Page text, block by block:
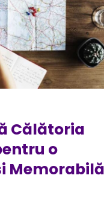
Călătoria
o
Memorabilă